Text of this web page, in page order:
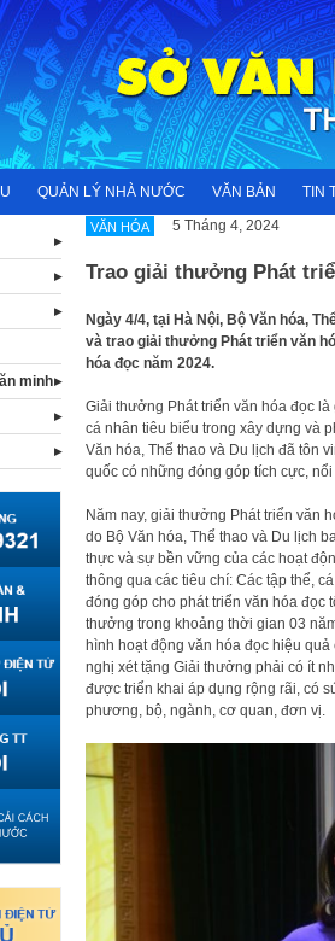
QUẢN LÝ NHÀ NƯỚC VĂN BẢN TIN
VĂN HÓA 5 Tháng 4, 2024
Trao giải thưởng Phát
Ngày 4/4, tại Hà Nội, Bộ Văn hóa,
và trao giải thưởng Phát triển văn
hóa đọc năm 2024.
Giải thưởng Phát triển văn hóa đọc
cá nhân tiêu biểu trong xây dựng và
Văn hóa, Thể thao và Du lịch đã tôn
quốc có những đóng góp tích cực,
Năm nay, giải thưởng Phát triển văn
do Bộ Văn hóa, Thể thao và Du lịch
thực và sự bền vững của các hoạt
thông qua các tiêu chí: Các tập thể,
đóng góp cho phát triển văn hóa đọc
thưởng trong khoảng thời gian 03
hình hoạt động văn hóa đọc hiệu
nghị xét tặng Giải thưởng phải có ít
được triển khai áp dụng rộng rãi, có
phương, bộ, ngành, cơ quan, đơn vị.
minh